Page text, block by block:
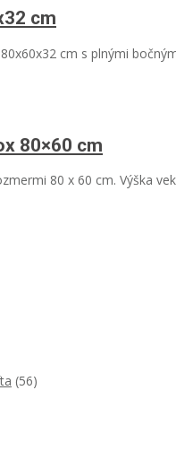
cm
cm s plnými
80×60 cm
80 x 60 cm. Výška
(56)